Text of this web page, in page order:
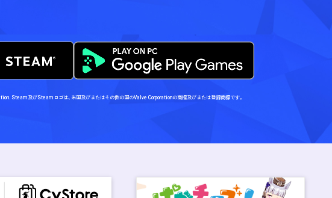
Steam及びSteamロゴは、米国及びまたはその他の国のValve Corporationの商標及びまたは登録商標です。